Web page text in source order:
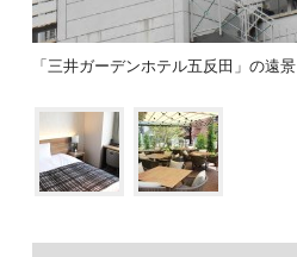
「三井ガーデンホテル五反田」の遠景